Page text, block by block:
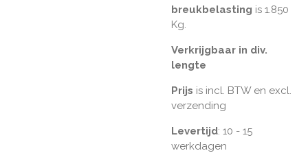
breukbelasting is 1.850
Kg.
Verkrijgbaar in div.
lengte
Prijs is incl. BTW en excl.
verzending
Levertijd: 10 - 15
werkdagen